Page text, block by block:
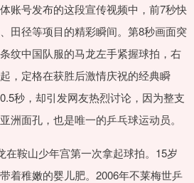
账号发布的这段宣传视频中，前7秒快
田径等项目的精彩瞬间。第8秒画面突
中国队服的马龙左手紧握球拍，右
，定格在获胜后激情庆祝的经典瞬
秒，却引发网友热烈讨论，因为整支
洲面孔，也是唯一的乒乓球运动员。
在鞍山少年宫第一次拿起球拍。15岁
着稚嫩的婴儿肥。2006年不莱梅世乒